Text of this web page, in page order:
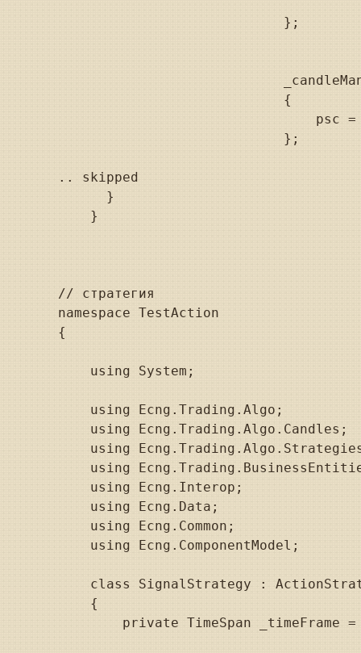
                            };
                            {
psc
                            };
.. skipped
      }
    }
// стратегия
namespace TestAction
{
    using System;
    using Ecng.Trading.Algo;
    using Ecng.Trading.Algo.Candles;
using
using
    using Ecng.Interop;
    using Ecng.Data;
    using Ecng.Common;
    using Ecng.ComponentModel;
class SignalStrategy :
    {
private TimeSpan _timeFrame